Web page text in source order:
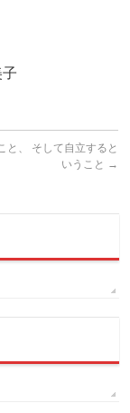
と、 そして自立すると
いうこと →